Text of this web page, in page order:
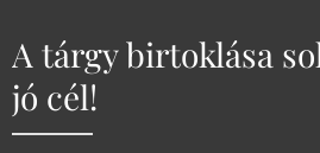
A tárgy birtoklása
jó cél!